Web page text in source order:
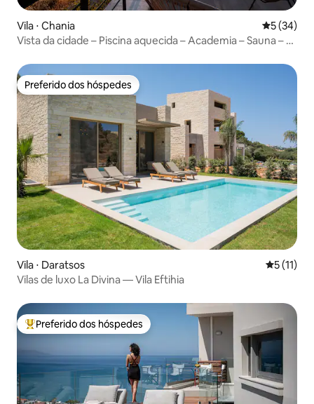
Vila ⋅ Chania 5 de uma
5 (34)
Vista da cidade – Piscina aquecida – Academia – Sauna – 5
Preferido dos hóspedes
Preferido dos hóspedes
Vila ⋅ Daratsos 5 de uma
5 (11)
Vilas de luxo La Divina — Vila Eftihia
Entre os melhores preferidos dos hóspedes
Preferido dos hóspedes